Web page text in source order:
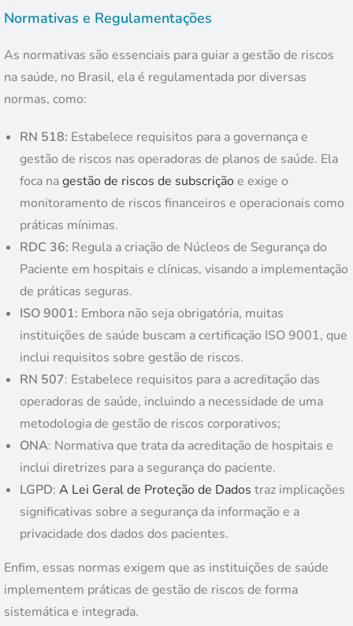
Normativas e Regulamentações
As normativas são essenciais para guiar a gestão de riscos
na saúde, no Brasil, ela é regulamentada por diversas
normas, como:
RN 518: Estabelece requisitos para a governança e
gestão de riscos nas operadoras de planos de saúde. Ela
foca nagestão de riscos de subscriçãoe exige o
monitoramento de riscos financeiros e operacionais como
práticas mínimas.
RDC 36: Regula a criação de Núcleos de Segurança do
Paciente em hospitais e clínicas, visando a implementação
de práticas seguras.
ISO 9001: Embora não seja obrigatória, muitas
instituições de saúde buscam a certificação ISO 9001, que
inclui requisitos sobre gestão de riscos.
RN 507: Estabelece requisitos para a acreditação das
operadoras de saúde, incluindo a necessidade de uma
metodologia de gestão de riscos corporativos;
ONA: Normativa que trata da acreditação de hospitais e
inclui diretrizes para a segurança do paciente.
LGPD: A Lei Geral de Proteção de Dados traz implicações
significativas sobre a segurança da informação e a
privacidade dos dados dos pacientes.
Enfim, essas normas exigem que as instituições de saúde
implementem práticas de gestão de riscos de forma
sistemática e integrada.